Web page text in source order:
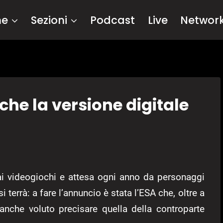
Sezioni Podcast Live
la versione digitale
videogiochi e attesa ogni anno da personaggi
a fare l’annuncio è stata l’ESA che, oltre a
voluto precisare quella della controparte